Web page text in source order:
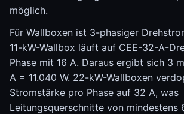
möglich.
Für Wallboxen ist 3-phasiger
11-kW-Wallbox läuft auf CEE-32-A-
Phase mit 16 A. Daraus ergibt sich 3
A = 11.040 W. 22-kW-Wallboxen
Stromstärke pro Phase auf 32 A, was
Leitungsquerschnitte von mindestens